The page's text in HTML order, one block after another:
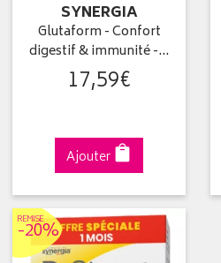
SYNERGIA
Glutaform - Confort
digestif & immunité -…
17,59€
Ajouter
REMISE
-20%